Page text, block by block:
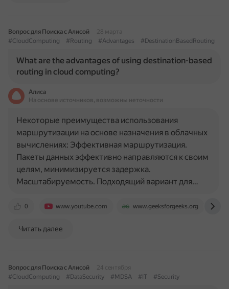
Вопрос для Поиска с Алисой
28 марта
#CloudComputing
#Routing #Advantages #DestinationBasedRouting
What are the advantages of using destination-based
routing in cloud computing?
Алиса
На основе источников, возможны неточности
0 www.youtube.com www.geeksforgeeks.org
Некоторые преимущества использования
маршрутизации на основе назначения в облачных
вычислениях: Эффективная маршрутизация.
Пакеты данных эффективно направляются к своим
целям, минимизируется задержка.
Масштабируемость. Подходящий вариант для…
Читать далее
Вопрос для Поиска с Алисой
24 сентября
#CloudComputing
#DataSecurity #MDSA #IT #Security